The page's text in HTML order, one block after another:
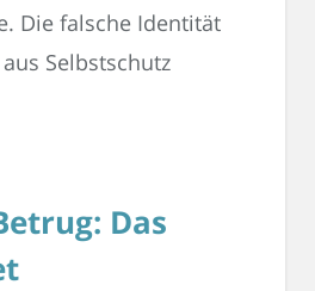
Die falsche Identität
Selbstschutz
Das